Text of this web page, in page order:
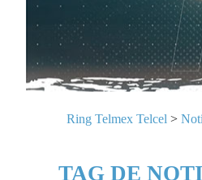
Ring Telmex Telcel >
TAG DE